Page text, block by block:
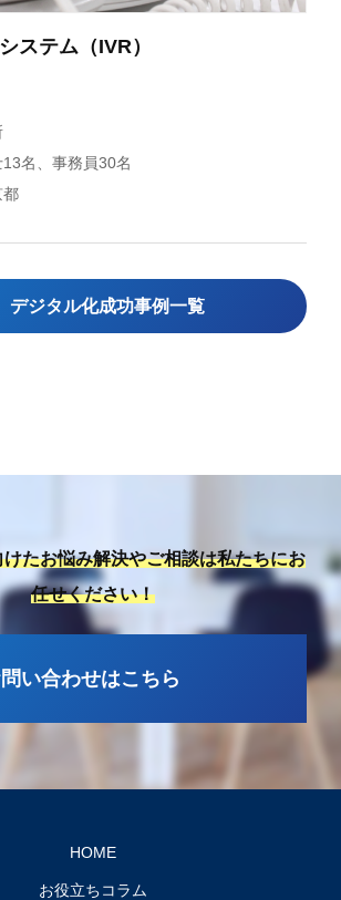
ステム（IVR）
名、事務員30名
都
デジタル化成功事例一覧
たお悩み解決やご相談は私たちにお
任せください！
い合わせはこちら
HOME
お役立ちコラム